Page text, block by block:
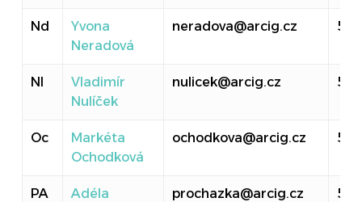
Nd
Yvona
Neradová
neradova@arcig.cz 519
Nl
Vladimír
Nulíček
nulicek@arcig.cz 513
Oc
Markéta
Ochodková
ochodkova@arcig.cz 516
PA
Adéla
prochazka@arcig.cz